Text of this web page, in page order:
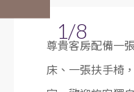
1/8
尊貴客房配備一
床、一張扶手椅